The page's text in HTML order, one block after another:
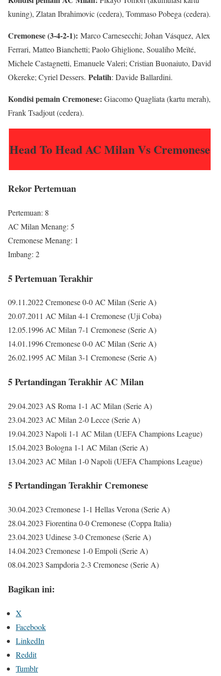
kuning), Zlatan Ibrahimovic (cedera), Tommaso Pobega (cedera).
Cremonese (3-4-2-1): Marco Carnesecchi; Johan Vásquez, Alex
Ferrari, Matteo Bianchetti; Paolo Ghiglione, Soualiho Meïté,
Michele Castagnetti, Emanuele Valeri; Cristian Buonaiuto, David
Okereke; Cyriel Dessers. Pelatih: Davide Ballardini.
Kondisi pemain Cremonese: Giacomo Quagliata (kartu merah),
Frank Tsadjout (cedera).
Head To Head AC Milan Vs Cremonese
Rekor Pertemuan
Pertemuan: 8
AC Milan Menang: 5
Cremonese Menang: 1
Imbang: 2
5 Pertemuan Terakhir
09.11.2022 Cremonese 0-0 AC Milan (Serie A)
20.07.2011 AC Milan 4-1 Cremonese (Uji Coba)
12.05.1996 AC Milan 7-1 Cremonese (Serie A)
14.01.1996 Cremonese 0-0 AC Milan (Serie A)
26.02.1995 AC Milan 3-1 Cremonese (Serie A)
5 Pertandingan Terakhir AC Milan
29.04.2023 AS Roma 1-1 AC Milan (Serie A)
23.04.2023 AC Milan 2-0 Lecce (Serie A)
19.04.2023 Napoli 1-1 AC Milan (UEFA Champions League)
15.04.2023 Bologna 1-1 AC Milan (Serie A)
13.04.2023 AC Milan 1-0 Napoli (UEFA Champions League)
5 Pertandingan Terakhir Cremonese
30.04.2023 Cremonese 1-1 Hellas Verona (Serie A)
28.04.2023 Fiorentina 0-0 Cremonese (Coppa Italia)
23.04.2023 Udinese 3-0 Cremonese (Serie A)
14.04.2023 Cremonese 1-0 Empoli (Serie A)
08.04.2023 Sampdoria 2-3 Cremonese (Serie A)
Bagikan ini:
X
Facebook
LinkedIn
Reddit
Tumblr